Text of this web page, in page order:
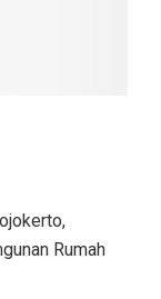
Rumah